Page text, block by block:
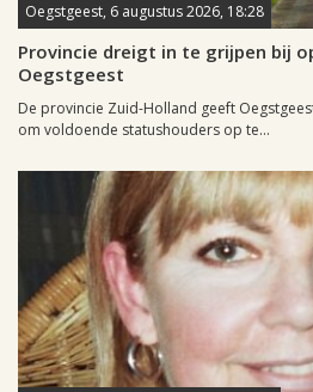
Oegstgeest, 6 augustus 2026, 18:28
Provincie dreigt in te grijpen bij
Oegstgeest
De provincie Zuid-Holland geeft
om voldoende statushouders op te...